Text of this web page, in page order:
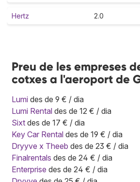
Hertz 2.0
Preu de les empreses
cotxes a l'aeroport de
Lumi des de 9 € / dia
Lumi Rental des de 12 € / dia
Sixt des de 17 € / dia
Key Car Rental des de 19 € / dia
Dryyve x Theeb des de 23 € / dia
Finalrentals des de 24 € / dia
Enterprise des de 24 € / dia